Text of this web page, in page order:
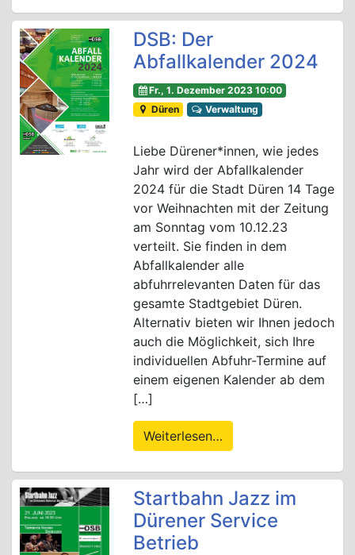
DSB: Der
Abfallkalender 2024
Fr., 1. Dezember 2023 10:00
Düren
Verwaltung
Liebe Dürener*innen, wie jedes
Jahr wird der Abfallkalender
2024 für die Stadt Düren 14 Tage
vor Weihnachten mit der Zeitung
am Sonntag vom 10.12.23
verteilt. Sie finden in dem
Abfallkalender alle
abfuhrrelevanten Daten für das
gesamte Stadtgebiet Düren.
Alternativ bieten wir Ihnen jedoch
auch die Möglichkeit, sich Ihre
individuellen Abfuhr-Termine auf
einem eigenen Kalender ab dem
[…]
Weiterlesen…
Startbahn Jazz im
Dürener Service
Betrieb